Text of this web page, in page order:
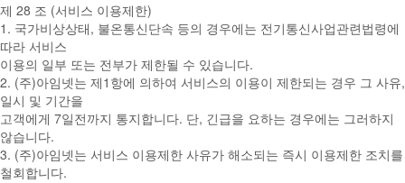
제 28 조 (서비스 이용제한)
1. 국가비상상태, 불온통신단속 등의 경우에는 전기통신사업관련법령에
따라 서비스
이용의 일부 또는 전부가 제한될 수 있습니다.
2. (주)아임넷는 제1항에 의하여 서비스의 이용이 제한되는 경우 그 사유,
일시 및 기간을
고객에게 7일전까지 통지합니다. 단, 긴급을 요하는 경우에는 그러하지
않습니다.
3. (주)아임넷는 서비스 이용제한 사유가 해소되는 즉시 이용제한 조치를
철회합니다.